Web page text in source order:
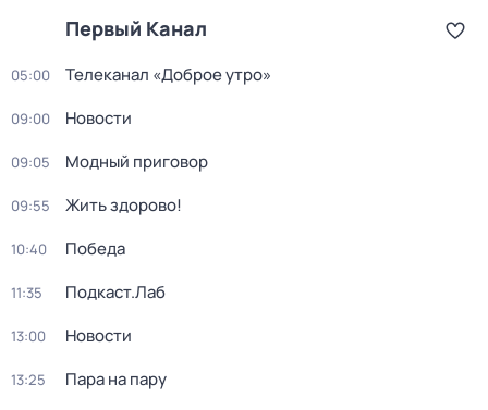
Первый Канал
05:00 Телеканал «Доброе утро»
09:00 Новости
09:05 Модный приговор
09:55 Жить здорово!
10:40 Победа
11:35 Подкаст.Лаб
13:00 Новости
13:25 Пара на пару